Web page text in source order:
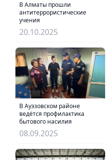
В Алматы прошли
антитеррористические
учения
20.10.2025
В Ауэзовском районе
ведётся профилактика
бытового насилия
08.09.2025